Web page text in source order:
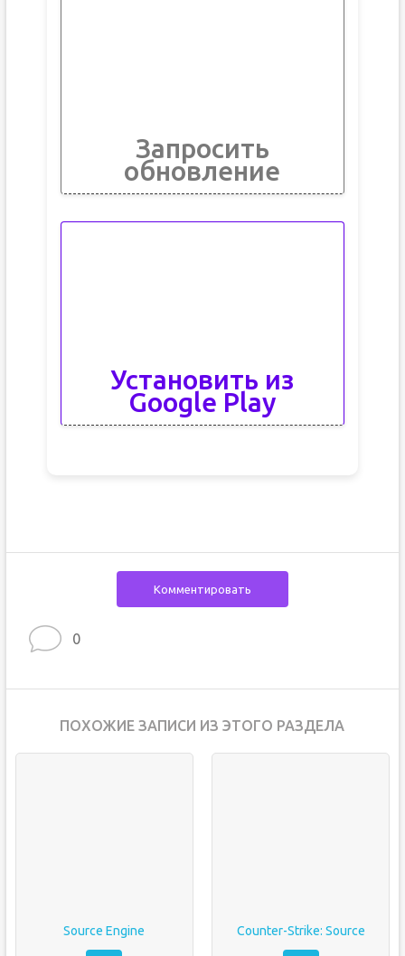
Запросить
обновление
Установить из
Google Play
Комментировать
0
ПОХОЖИЕ ЗАПИСИ ИЗ ЭТОГО РАЗДЕЛА
Source Engine Counter-Strike: Source